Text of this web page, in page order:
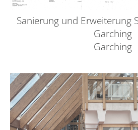
Sanierung und Erweiterung
Garching
Garching